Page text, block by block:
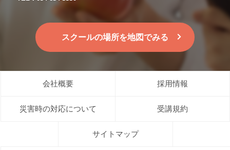
スクールの場所を地図でみる
会社概要 採用情報
災害時の対応について 受講規約
サイトマップ